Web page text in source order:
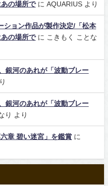
の場所でに AQUARIUS より
ション作品が製作決定/「松本
の場所でに こきもく ことな
銀河のあれが「波動ブレー
銀河のあれが「波動ブレー
り より
章 碧い迷宮」を鑑賞 に